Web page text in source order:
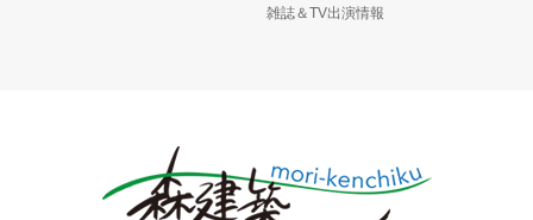
雑誌＆TV出演情報